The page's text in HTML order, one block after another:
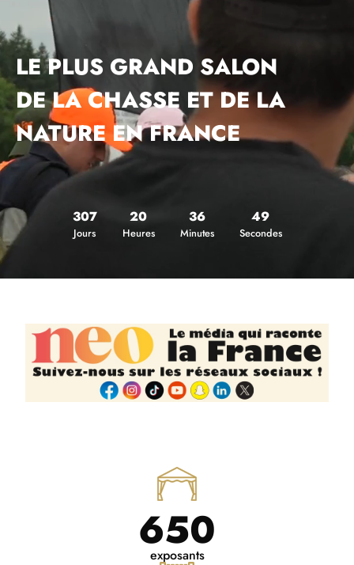
LE PLUS GRAND SALON
DE LA CHASSE ET DE LA
NATURE EN FRANCE
307
Jours
20
Heures
36
Minutes
48
Secondes
650
exposants